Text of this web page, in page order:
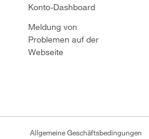
Konto-Dashboard
Meldung von
Problemen auf der
Webseite
Allgemeine Geschäftsbedingungen